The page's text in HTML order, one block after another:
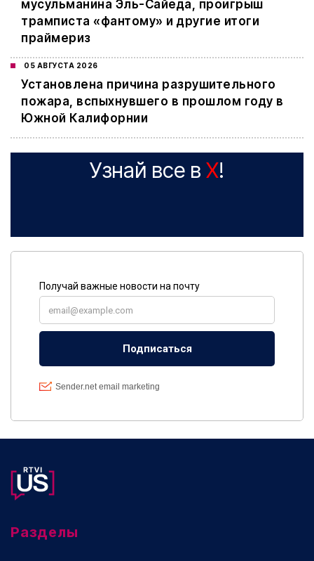
мусульманина Эль-Сайеда, проигрыш
трамписта «фантому» и другие итоги
праймериз
05 АВГУСТА 2026
Установлена причина разрушительного
пожара, вспыхнувшего в прошлом году в
Южной Калифорнии
Узнай все в X!
Разделы